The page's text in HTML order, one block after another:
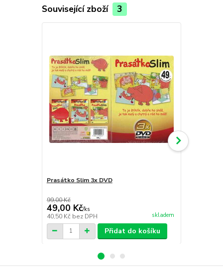
Související zboží 3
Prasátko Slim 3x DVD
99,00 Kč
49,00 Kč/ks
40,50 Kč bez DPH skladem
Přidat do košíku